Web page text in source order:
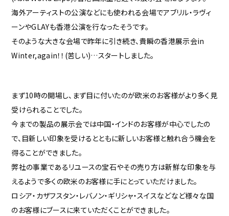
海外アーティストの公演などにも使われる会場でアブリル・ラヴィ
ーンやGLAYも香港公演を行なったそうです。
そのような大きな会場で昨年に引き続き、貴瞬の香港展示会in
Winter,again！！(苦しい)…スタートしました。
まず10時の開場し、まず目に付いたのが欧米のお客様がより多く見
受けられることでした。
今までの製品の展示会では中国・インドのお客様が中心でしたの
で、目新しい印象を受けるとともに新しいお客様と触れ合う機会を
得ることができました。
弊社の事業であるリユースの宝石やその売り方は新鮮な印象を与
えるようで多くの欧米のお客様に手にとっていただけました。
ロシア・カザフスタン・レバノン・ギリシャ・スイスなどなど様々な国
のお客様にブースに来ていただくことができました。